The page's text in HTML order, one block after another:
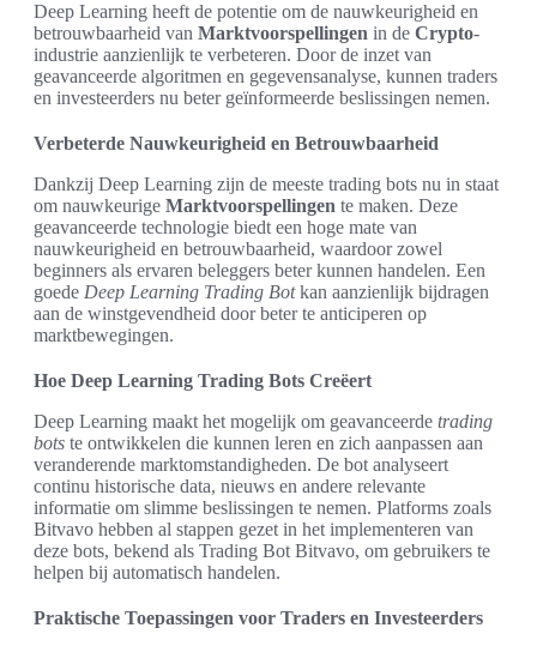
Deep Learning heeft de potentie om de nauwkeurigheid en
betrouwbaarheid van Marktvoorspellingen in de Crypto-
industrie aanzienlijk te verbeteren. Door de inzet van
geavanceerde algoritmen en gegevensanalyse, kunnen traders
en investeerders nu beter geïnformeerde beslissingen nemen.
Verbeterde Nauwkeurigheid en Betrouwbaarheid
Dankzij Deep Learning zijn de meeste trading bots nu in staat
om nauwkeurige Marktvoorspellingen te maken. Deze
geavanceerde technologie biedt een hoge mate van
nauwkeurigheid en betrouwbaarheid, waardoor zowel
beginners als ervaren beleggers beter kunnen handelen. Een
goede Deep Learning Trading Botkan aanzienlijk bijdragen
aan de winstgevendheid door beter te anticiperen op
marktbewegingen.
Hoe Deep Learning Trading Bots Creëert
Deep Learning maakt het mogelijk om geavanceerde trading
bots te ontwikkelen die kunnen leren en zich aanpassen aan
veranderende marktomstandigheden. De bot analyseert
continu historische data, nieuws en andere relevante
informatie om slimme beslissingen te nemen. Platforms zoals
Bitvavo hebben al stappen gezet in het implementeren van
deze bots, bekend als Trading Bot Bitvavo, om gebruikers te
helpen bij automatisch handelen.
Praktische Toepassingen voor Traders en Investeerders